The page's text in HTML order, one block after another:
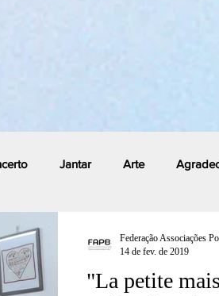
Jantar Arte
Pintura
Jovens Congresso Dia de
"La petite
Federação Associações
14 de fev. de 2019